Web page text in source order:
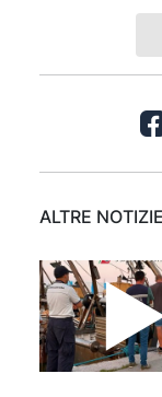
ALTRE